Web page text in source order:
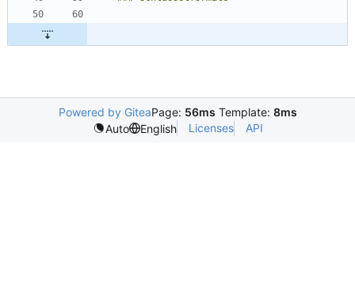
Powered by GiteaPage: 56ms Template: 8ms
Auto
English Licenses API